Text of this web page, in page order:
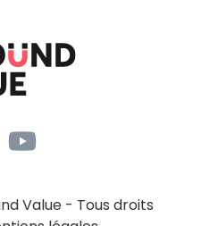
Value - Tous droits